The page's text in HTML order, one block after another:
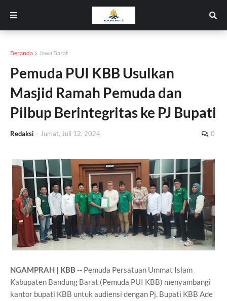
Beranda Jawa Barat
Pemuda PUI KBB Usulkan
Masjid Ramah Pemuda dan
Pilbup Berintegritas ke PJ Bupati
Redaksi - Jumat, Juli 12, 2024 0
NGAMPRAH | KBB -- Pemuda Persatuan Ummat Islam
Kabupaten Bandung Barat (Pemuda PUI KBB) menyambangi
kantor bupati KBB untuk audiensi dengan Pj. Bupati KBB Ade